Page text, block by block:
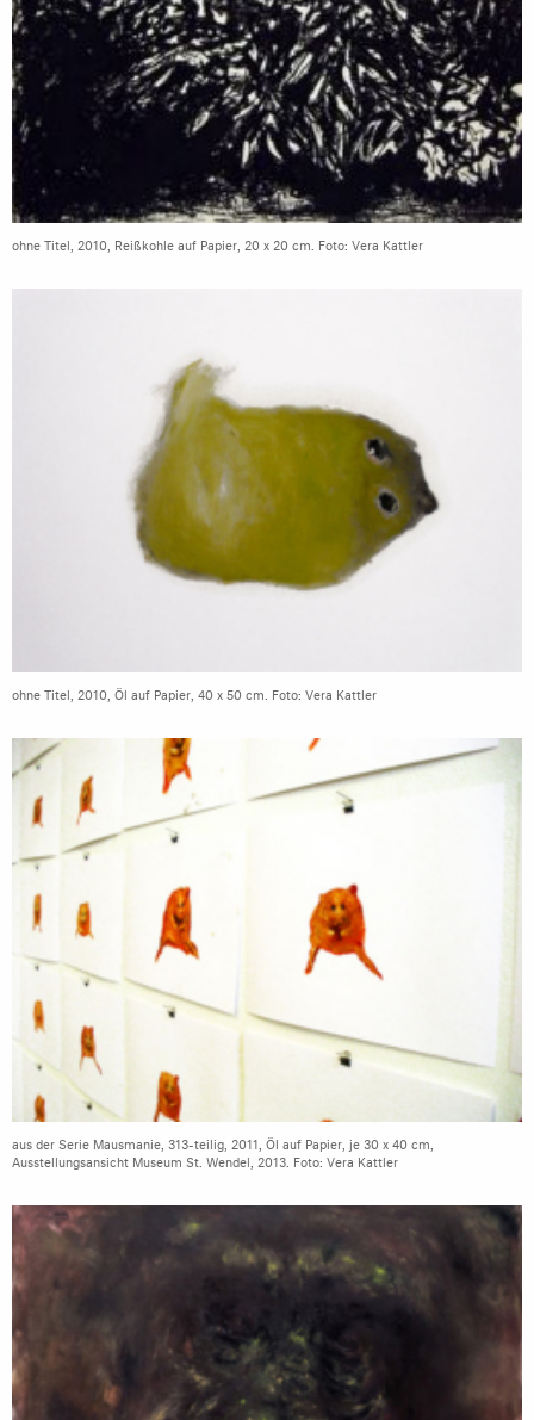
ohne Titel, 2010, Reißkohle auf Papier, 20 x 20 cm. Foto: Vera Kattler
ohne Titel, 2010, Öl auf Papier, 40 x 50 cm. Foto: Vera Kattler
aus der Serie Mausmanie, 313-teilig, 2011, Öl auf Papier, je 30 x 40 cm,
Ausstellungsansicht Museum St. Wendel, 2013. Foto: Vera Kattler